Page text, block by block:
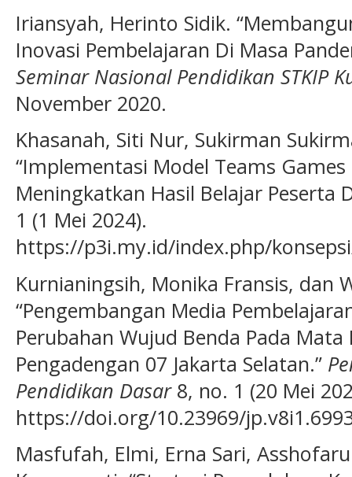
Iriansyah, Herinto Sidik.
Inovasi Pembelajaran Di Masa
Seminar Nasional Pendidikan STKIP
November 2020.
Khasanah, Siti Nur, Sukirman
“Implementasi Model Teams
Meningkatkan Hasil Belajar Peserta
1 (1 Mei 2024).
https://p3i.my.id/index.php/
Kurnianingsih, Monika Fransis, dan
“Pengembangan Media
Perubahan Wujud Benda Pada Mata
Pengadengan 07 Jakarta Selatan.”
Pendidikan Dasar8, no. 1 (20 Mei
https://doi.org/10.23969/
Masfufah, Elmi, Erna Sari,